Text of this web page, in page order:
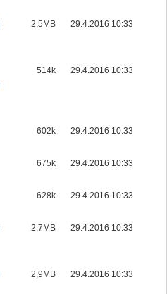
2,5MB 29.4.2016 10:33
514k 29.4.2016 10:33
602k 29.4.2016 10:33
675k 29.4.2016 10:33
628k 29.4.2016 10:33
2,7MB 29.4.2016 10:33
2,9MB 29.4.2016 10:33